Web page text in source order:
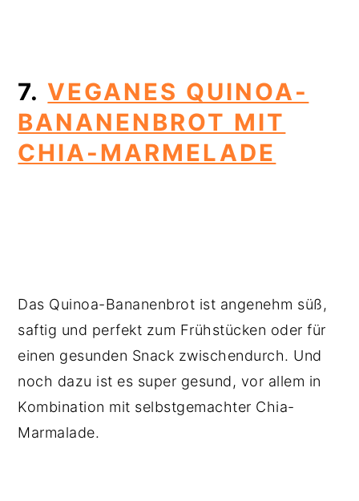
7. VEGANES QUINOA-
BANANENBROT MIT
CHIA-MARMELADE
Das Quinoa-Bananenbrot ist angenehm süß,
saftig und perfekt zum Frühstücken oder für
einen gesunden Snack zwischendurch. Und
noch dazu ist es super gesund, vor allem in
Kombination mit selbstgemachter Chia-
Marmalade.